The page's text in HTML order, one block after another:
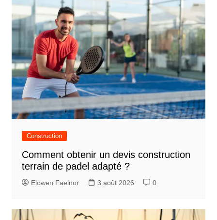
Construction
Comment obtenir un devis construction
terrain de padel adapté ?
Elowen Faelnor 3 août 2026 0